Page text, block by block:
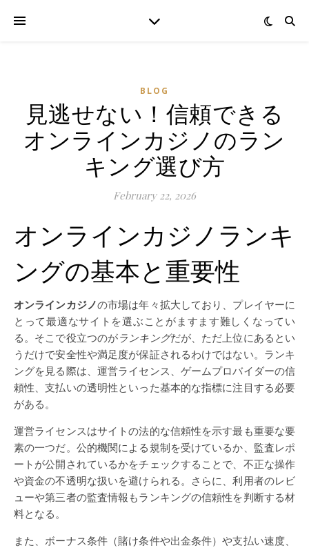
BLOG
見逃せない！信頼できる
オンラインカジノのラン
キング選び方
February 22, 2026
オンラインカジノランキ
ングの基本と重要性
オンラインカジノの市場は年々拡大しており、プレイヤーに
とって最適なサイトを選ぶことがますます難しくなってい
る。そこで役立つのがランキングだが、ただ上位にあるとい
うだけで安全性や満足度が保証されるわけではない。ランキ
ングを見る際は、運営ライセンス、ゲームプロバイダーの信
頼性、支払いの透明性といった基本的な指標に注目する必要
がある。
運営ライセンスはサイトの法的な信頼性を示す最も重要な要
素の一つだ。公的機関による規制を受けているか、監査レポ
ートが公開されているかをチェックすることで、不正な操作
や資金の不透明な扱いを避けられる。さらに、利用者のレビ
ューや第三者の監査情報もランキングの信頼性を判断する材
料となる。
また、ボーナス条件（賭け条件や出金条件）や支払い速度、